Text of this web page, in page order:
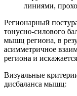
линиями,
Регионарный
тонусно-силового
мышц региона, в
асимметричное
региона и
Визуальные
дисбаланса мышц: